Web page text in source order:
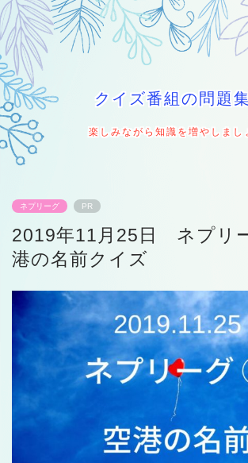
クイズ番組の問題
楽しみながら知識を増やしまし
ネプリーグ PR
2019年11月25日 ネプ
港の名前クイズ